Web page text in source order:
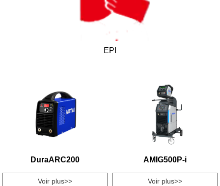
EPI
DuraARC200
Voir plus>>
AMIG500P-i
Voir plus>>